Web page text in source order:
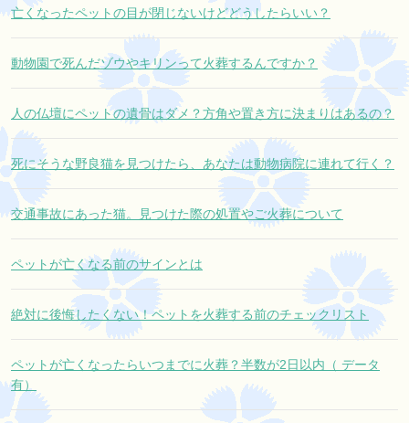
亡くなったペットの目が閉じないけどどうしたらいい？
動物園で死んだゾウやキリンって火葬するんですか？
人の仏壇にペットの遺骨はダメ？方角や置き方に決まりはあるの？
死にそうな野良猫を見つけたら、あなたは動物病院に連れて行く？
交通事故にあった猫。見つけた際の処置やご火葬について
ペットが亡くなる前のサインとは
絶対に後悔したくない！ペットを火葬する前のチェックリスト
ペットが亡くなったらいつまでに火葬？半数が2日以内（ データ
有）